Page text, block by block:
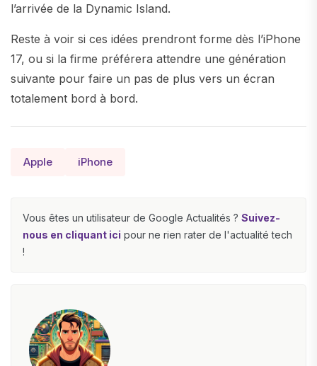
l’arrivée de la Dynamic Island.
Reste à voir si ces idées prendront forme dès l’iPhone
17, ou si la firme préférera attendre une génération
suivante pour faire un pas de plus vers un écran
totalement bord à bord.
Apple iPhone
Vous êtes un utilisateur de Google Actualités ? Suivez-
nous en cliquant ici pour ne rien rater de l'actualité tech
!